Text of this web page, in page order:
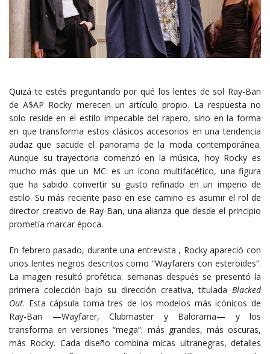
Quizá te estés preguntando por qué los lentes de sol Ray-Ban
de A$AP Rocky merecen un artículo propio. La respuesta no
solo reside en el estilo impecable del rapero, sino en la forma
en que transforma estos clásicos accesorios en una tendencia
audaz que sacude el panorama de la moda contemporánea.
Aunque su trayectoria comenzó en la música, hoy Rocky es
mucho más que un MC: es un ícono multifacético, una figura
que ha sabido convertir su gusto refinado en un imperio de
estilo. Su más reciente paso en ese camino es asumir el rol de
director creativo de Ray-Ban, una alianza que desde el principio
prometía marcar época.
En febrero pasado, durante una entrevista , Rocky apareció con
unos lentes negros descritos como “Wayfarers con esteroides”.
La imagen resultó profética: semanas después se presentó la
primera colección bajo su dirección creativa, titulada Blacked
Out. Esta cápsula toma tres de los modelos más icónicos de
Ray-Ban —Wayfarer, Clubmaster y Balorama— y los
transforma en versiones “mega”: más grandes, más oscuras,
más Rocky. Cada diseño combina micas ultranegras, detalles